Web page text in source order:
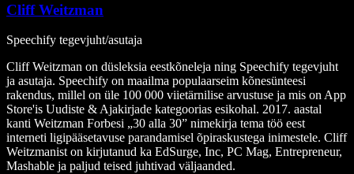
Cliff Weitzman
Speechify tegevjuht/asutaja
Cliff Weitzman on düsleksia eestkõneleja ning Speechify tegevjuht
ja asutaja. Speechify on maailma populaarseim kõnesünteesi
rakendus, millel on üle 100 000 viietärnilise arvustuse ja mis on App
Store'is Uudiste & Ajakirjade kategoorias esikohal. 2017. aastal
kanti Weitzman Forbesi „30 alla 30” nimekirja tema töö eest
interneti ligipääsetavuse parandamisel õpiraskustega inimestele. Cliff
Weitzmanist on kirjutanud ka EdSurge, Inc, PC Mag, Entrepreneur,
Mashable ja paljud teised juhtivad väljaanded.